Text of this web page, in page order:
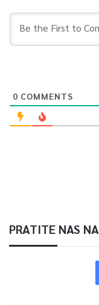
0 COMMENTS
PRATITE NAS NA